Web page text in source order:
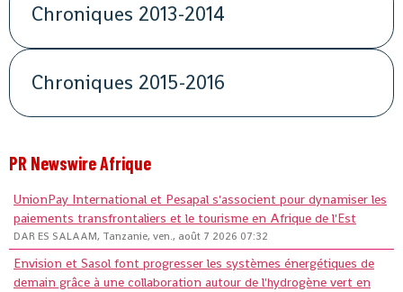
Chroniques 2013-2014
Chroniques 2015-2016
PR Newswire Afrique
UnionPay International et Pesapal s'associent pour dynamiser les
paiements transfrontaliers et le tourisme en Afrique de l'Est
DAR ES SALAAM, Tanzanie, ven., août 7 2026 07:32
Envision et Sasol font progresser les systèmes énergétiques de
demain grâce à une collaboration autour de l'hydrogène vert en